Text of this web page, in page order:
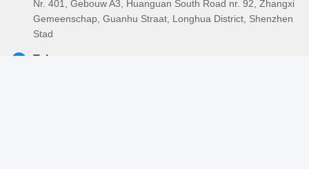
Nr. 401, Gebouw A3, Huanguan South Road nr. 92, Zhangxi
Gemeenschap, Guanhu Straat, Longhua District, Shenzhen
Stad
Tel.